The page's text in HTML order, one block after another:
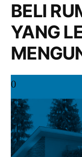
BELI
YANG